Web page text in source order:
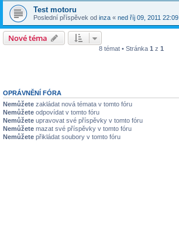
Test motoru
Poslední příspěvek od inza « ned říj 09, 2011 22:09
Nové téma
8 témat • Stránka 1 z 1
OPRÁVNĚNÍ FÓRA
Nemůžete zakládat nová témata v tomto fóru
Nemůžete odpovídat v tomto fóru
Nemůžete upravovat své příspěvky v tomto fóru
Nemůžete mazat své příspěvky v tomto fóru
Nemůžete přikládat soubory v tomto fóru